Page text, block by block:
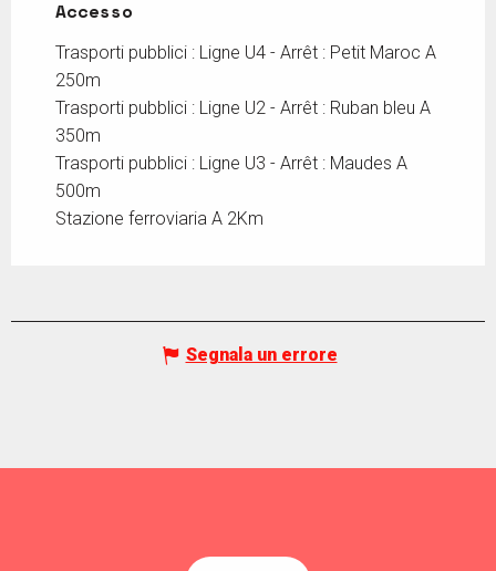
Accesso
Accesso
Trasporti pubblici : Ligne U4 - Arrêt : Petit Maroc A
250m
Trasporti pubblici : Ligne U2 - Arrêt : Ruban bleu A
350m
Trasporti pubblici : Ligne U3 - Arrêt : Maudes A
500m
Stazione ferroviaria A 2Km
Segnala un errore